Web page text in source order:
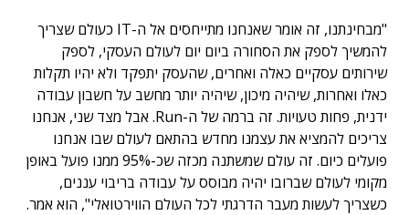
"מבחינתנו, זה אומר שאנחנו מתייחסים אל ה-IT כעולם שצריך
להמשיך לספק את הסחורה ביום יום לעולם העסקי, לספק
שירותים עסקיים כאלה ואחרים, שהעסק יתפקד ולא יהיו תקלות
כאלו ואחרות, שיהיה מיכון, שיהיה יותר מחשב על חשבון עבודה
ידנית, פחות טעויות. זה ברמה של ה-Run. אבל מצד שני, אנחנו
צריכים להמציא את עצמנו מחדש בהתאם לעולם שבו אנחנו
פועלים כיום. זה עולם שמשתנה מכזה שכ-95% ממנו פועל באופן
מקומי לעולם שברובו יהיה מבוסס על עבודה בריבוי עננים,
כשצריך לעשות מעבר הדרגתי לכל העולם הווירטואלי", הוא אמר.